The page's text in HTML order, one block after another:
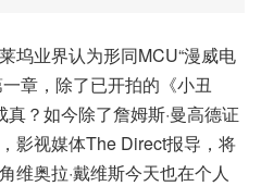
坞业界认为形同MCU“漫威电
章，除了已开拍的《小丑
？如今除了詹姆斯·曼高德证
影视媒体The Direct报导，将
维奥拉·戴维斯今天也在个人